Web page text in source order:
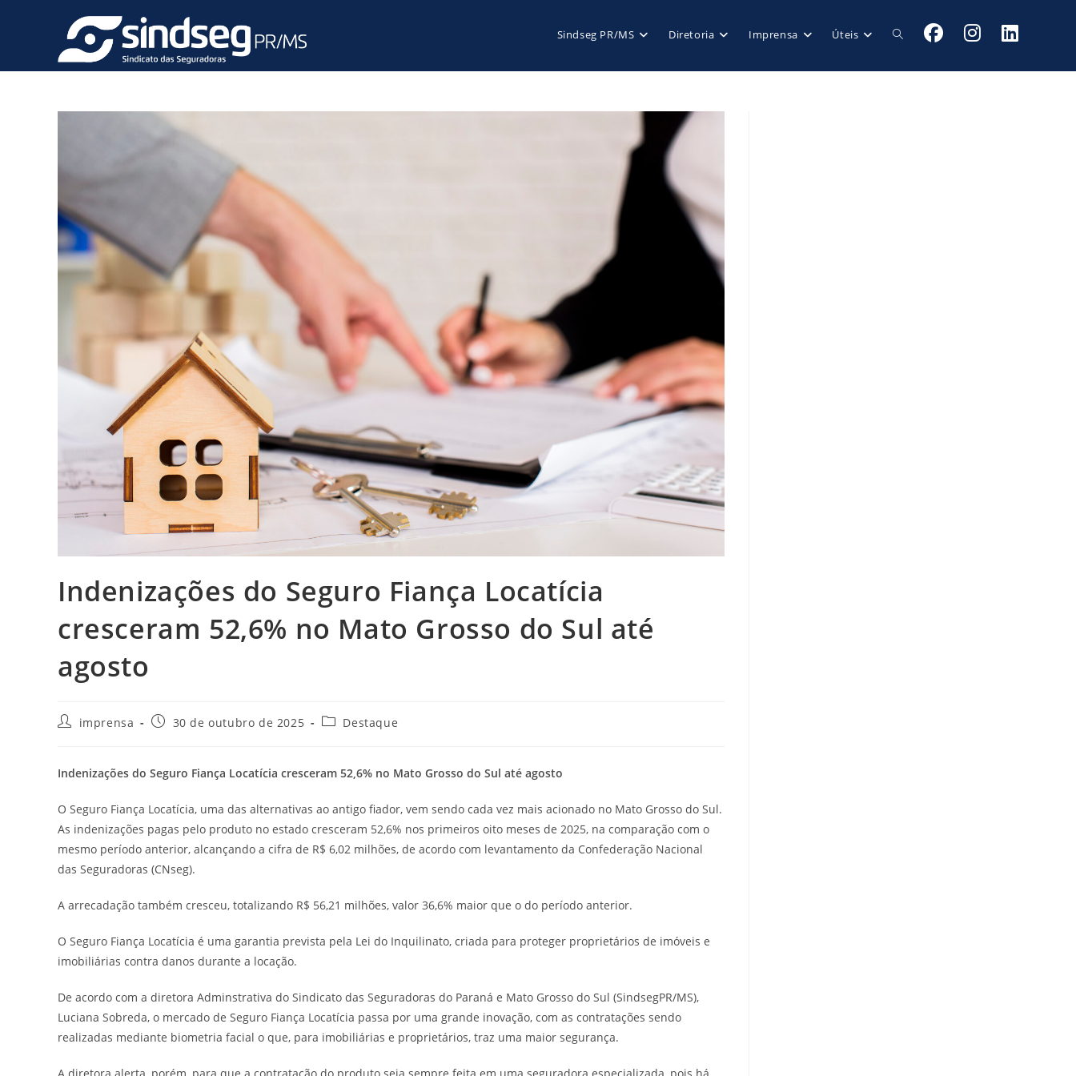
Sindseg PR/MS Diretoria Imprensa Úteis
Indenizações do Seguro Fiança Locatícia
cresceram 52,6% no Mato Grosso do Sul até
agosto
imprensa 30 de outubro de 2025 Destaque
Indenizações do Seguro Fiança Locatícia cresceram 52,6% no Mato Grosso do Sul até agosto
O Seguro Fiança Locatícia, uma das alternativas ao antigo fiador, vem sendo cada vez mais acionado no Mato Grosso do Sul.
As indenizações pagas pelo produto no estado cresceram 52,6% nos primeiros oito meses de 2025, na comparação com o
mesmo período anterior, alcançando a cifra de R$ 6,02 milhões, de acordo com levantamento da Confederação Nacional
das Seguradoras (CNseg).
A arrecadação também cresceu, totalizando R$ 56,21 milhões, valor 36,6% maior que o do período anterior.
O Seguro Fiança Locatícia é uma garantia prevista pela Lei do Inquilinato, criada para proteger proprietários de imóveis e
imobiliárias contra danos durante a locação.
De acordo com a diretora Adminstrativa do Sindicato das Seguradoras do Paraná e Mato Grosso do Sul (SindsegPR/MS),
Luciana Sobreda, o mercado de Seguro Fiança Locatícia passa por uma grande inovação, com as contratações sendo
realizadas mediante biometria facial o que, para imobiliárias e proprietários, traz uma maior segurança.